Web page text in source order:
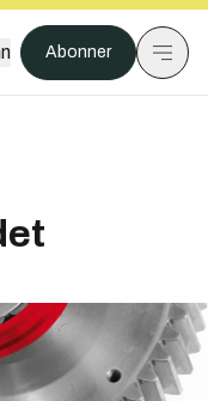
Abonner